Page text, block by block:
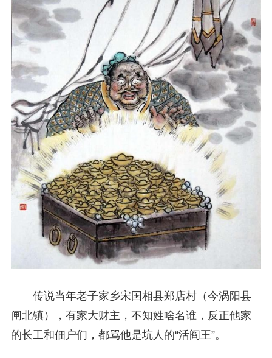
传说当年老子家乡宋国相县郑店村（今涡阳县
闸北镇），有家大财主，不知姓啥名谁，反正他家
的长工和佃户们，都骂他是坑人的“活阎王”。